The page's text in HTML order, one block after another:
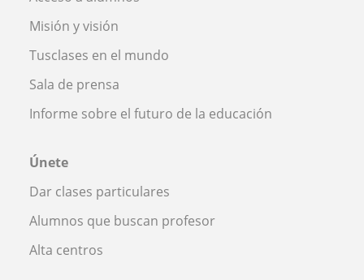
Misión y visión
Tusclases en el mundo
Sala de prensa
Informe sobre el futuro de la educación
Únete
Dar clases particulares
Alumnos que buscan profesor
Alta centros